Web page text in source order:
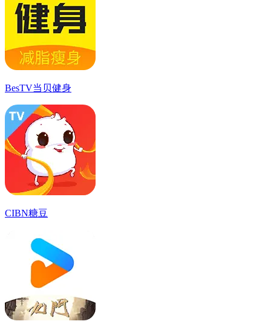
BesTV当贝健身
CIBN糖豆